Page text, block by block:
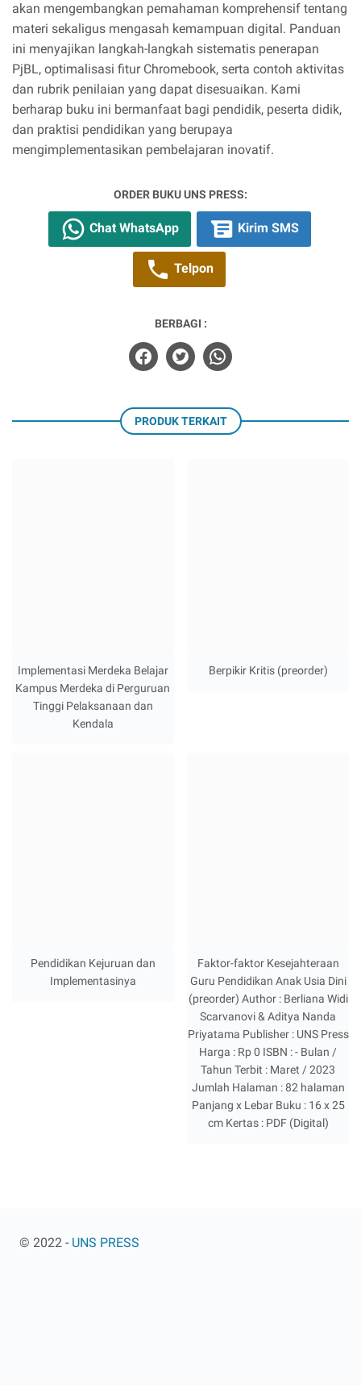
akan mengembangkan pemahaman komprehensif tentang
materi sekaligus mengasah kemampuan digital. Panduan
ini menyajikan langkah-langkah sistematis penerapan
PjBL, optimalisasi fitur Chromebook, serta contoh aktivitas
dan rubrik penilaian yang dapat disesuaikan. Kami
berharap buku ini bermanfaat bagi pendidik, peserta didik,
dan praktisi pendidikan yang berupaya
mengimplementasikan pembelajaran inovatif.
ORDER BUKU UNS PRESS:
Chat WhatsApp Kirim SMS
Telpon
BERBAGI :
PRODUK TERKAIT
Implementasi Merdeka Belajar
Kampus Merdeka di Perguruan
Tinggi Pelaksanaan dan
Kendala
Berpikir Kritis (preorder)
Pendidikan Kejuruan dan
Implementasinya
Faktor-faktor Kesejahteraan
Guru Pendidikan Anak Usia Dini
(preorder) Author : Berliana Widi
Scarvanovi & Aditya Nanda
Priyatama Publisher : UNS Press
Harga : Rp 0 ISBN : - Bulan /
Tahun Terbit : Maret / 2023
Jumlah Halaman : 82 halaman
Panjang x Lebar Buku : 16 x 25
cm Kertas : PDF (Digital)
© 2022 - UNS PRESS